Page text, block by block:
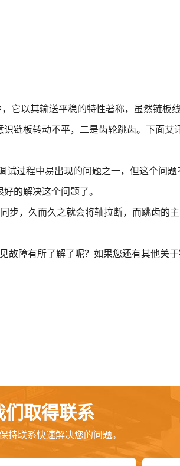
它以其输送平稳的特性著称，虽然链板
链板转动不平，二是齿轮跳齿。下面艾
试过程中易出现的问题之一，但这个问
的解决这个问题了。
步，久而久之就会将轴拉断，而跳齿的
障有所了解了呢？如果您还有其他关
们取得联系
持联系快速解决您的问题。